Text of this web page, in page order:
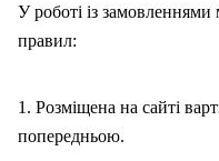
У роботі із
правил:
1. Розміщена на сайті
попередньою.